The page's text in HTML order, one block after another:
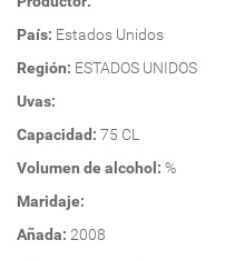
País: Estados Unidos
Región: ESTADOS UNIDOS
Uvas:
Capacidad: 75 CL
Volumen de alcohol: %
Maridaje:
Añada: 2008